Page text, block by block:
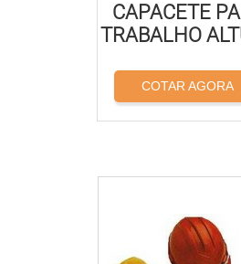
CAPACETE
TRABALHO
COTAR AGORA